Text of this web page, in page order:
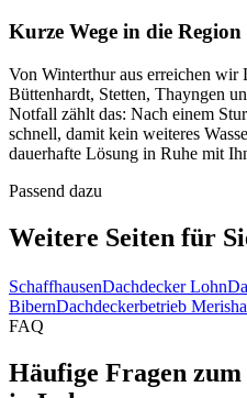
Kurze Wege in die Region
Von Winterthur aus erreichen wir
Büttenhardt, Stetten, Thayngen
Notfall zählt das: Nach einem
schnell, damit kein weiteres
dauerhafte Lösung in Ruhe mit
Passend dazu
Weitere Seiten für
SchaffhausenDachdecker Lohn
BibernDachdeckerbetrieb
FAQ
Häufige Fragen